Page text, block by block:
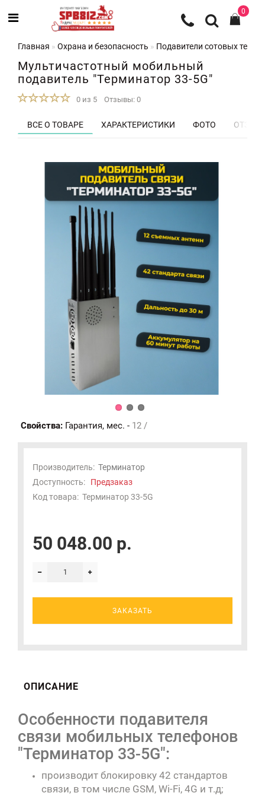
0
Главная Охрана и безопасность Подавители сотовых
Мультичастотный мобильный
подавитель "Терминатор 33-5G"
0 из 5 Отзывы: 0
ВСЕ О ТОВАРЕ ХАРАКТЕРИСТИКИ ФОТО
Свойства: Гарантия, мес. - 12 /
Производитель: Терминатор
Доступность: Предзаказ
Код товара: Терминатор 33-5G
50 048.00 р.
ЗАКАЗАТЬ
ОПИСАНИЕ
Особенности подавителя
связи мобильных телефонов
"Терминатор 33-5G":
производит блокировку 42 стандартов
связи, в том числе GSM, Wi-Fi, 4G и т.д;